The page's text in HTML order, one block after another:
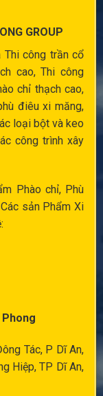
GROUP
Thi công trần cổ
cao,Thi công
chỉ thạch cao,
điêu xi măng,
loại bột và keo
công trình xây
Phào chỉ, Phù
sản Phẩm Xi
Phong
Tác, P Dĩ An,
Hiệp, TP Dĩ An,